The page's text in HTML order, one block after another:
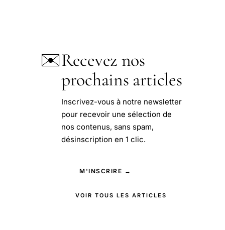
✉️Recevez nos
prochains articles
Inscrivez-vous à notre newsletter
pour recevoir une sélection de
nos contenus, sans spam,
désinscription en 1 clic.
M'INSCRIRE →
VOIR TOUS LES ARTICLES